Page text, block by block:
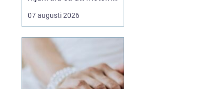
arbetar mer effektivt.
Rätt utfört kan samma
acceleration, lägre
bränsleförbrukning och
en mjukare körkänsla. I
Sundsvall med omnejd
07 augusti 2026